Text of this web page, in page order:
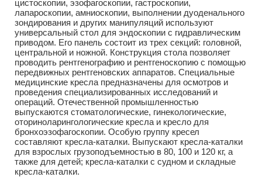
цистоскопии, эзофагоскопии, гастроскопии,
лапароскопии, амниоскопии, выполнении дуоденального
зондирования и других манипуляций используют
универсальный стол для эндоскопии с гидравлическим
приводом. Его панель состоит из трех секций: головной,
центральной и ножной. Конструкция стола позволяет
проводить рентгенографию и рентгеноскопию с помощью
передвижных рентгеновских аппаратов. Специальные
медицинские кресла предназначены для осмотров и
проведения специализированных исследований и
операций. Отечественной промышленностью
выпускаются стоматологические, гинекологические,
оториноларингологические кресла и кресло для
бронхоэзофагоскопии. Особую группу кресел
составляют кресла-каталки. Выпускают кресла-каталки
для взрослых грузоподъемностью в 80, 100 и 120 кг, а
также для детей; кресла-каталки с судном и складные
кресла-каталки.